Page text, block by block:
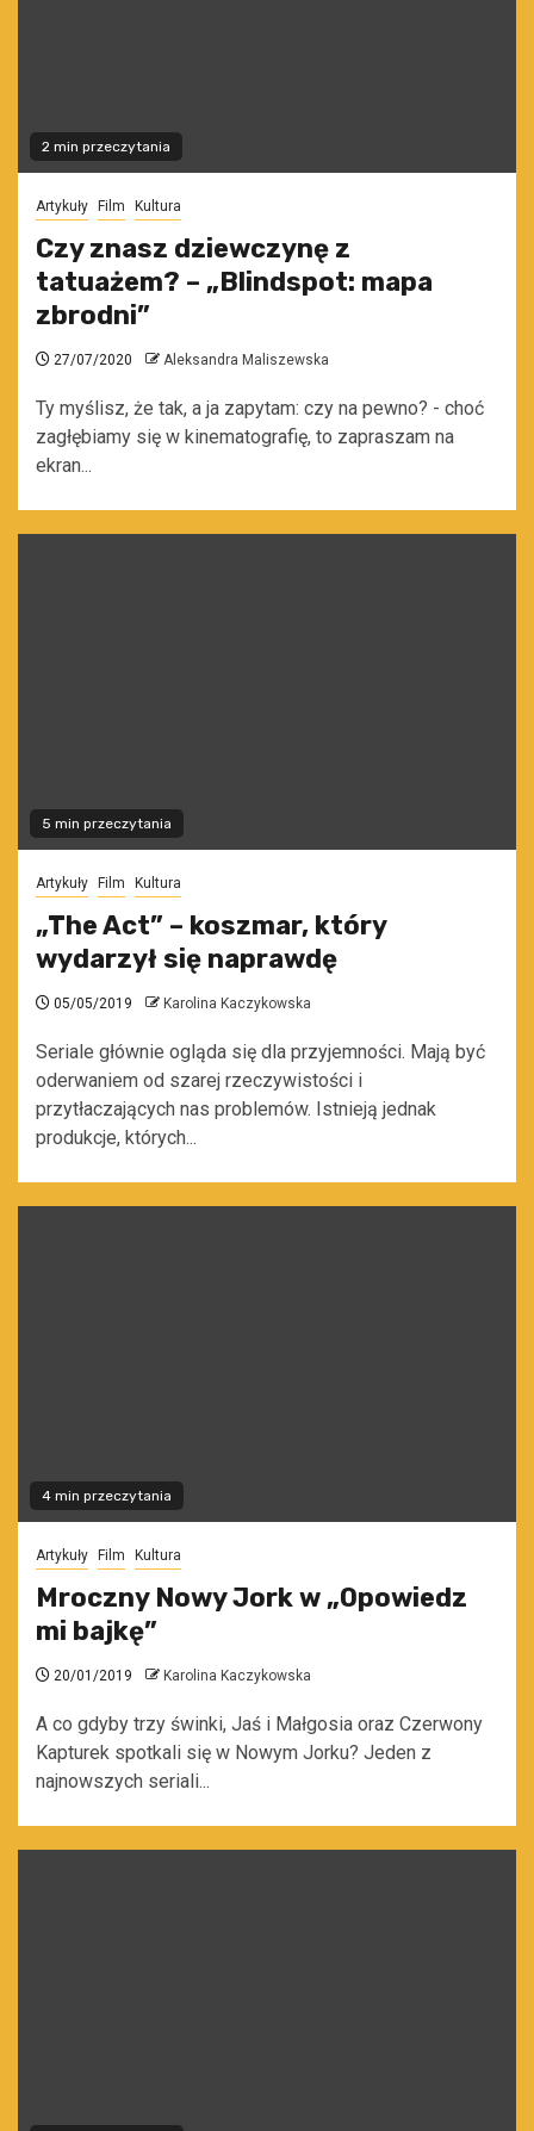
2 min przeczytania
Artykuły Film Kultura
Czy znasz dziewczynę z
tatuażem? – „Blindspot: mapa
zbrodni”
27/07/2020 Aleksandra Maliszewska
Ty myślisz, że tak, a ja zapytam: czy na pewno? - choć
zagłębiamy się w kinematografię, to zapraszam na
ekran...
5 min przeczytania
Artykuły Film Kultura
„The Act” – koszmar, który
wydarzył się naprawdę
05/05/2019 Karolina Kaczykowska
Seriale głównie ogląda się dla przyjemności. Mają być
oderwaniem od szarej rzeczywistości i
przytłaczających nas problemów. Istnieją jednak
produkcje, których...
4 min przeczytania
Artykuły Film Kultura
Mroczny Nowy Jork w „Opowiedz
mi bajkę”
20/01/2019 Karolina Kaczykowska
A co gdyby trzy świnki, Jaś i Małgosia oraz Czerwony
Kapturek spotkali się w Nowym Jorku? Jeden z
najnowszych seriali...